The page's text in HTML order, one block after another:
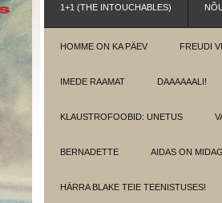
1+1 (THE INTOUCHABLES)
HOMME ON KA PÄEV FREUDI
IMEDE RAAMAT DAAAAAALI!
KLAUSTROFOOBID: UNETUS
BERNADETTE AIDAS ON
HÄRRA BLAKE TEIE TEENISTUSES!